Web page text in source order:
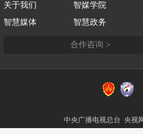
关于我们 智媒学院
智慧媒体
智慧政务
合作咨询 >
中央广播电视总台 央视